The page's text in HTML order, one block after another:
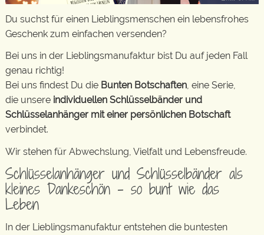
Du suchst für einen Lieblingsmenschen ein lebensfrohes
Geschenk zum einfachen versenden?
Bei uns in der Lieblingsmanufaktur bist Du auf jeden Fall
genau richtig!
Bei uns findest Du die Bunten Botschaften, eine Serie,
die unsere individuellen Schlüsselbänder und
Schlüsselanhänger mit einer persönlichen Botschaft
verbindet.
Wir stehen für Abwechslung, Vielfalt und Lebensfreude.
Schlüsselanhänger und Schlüsselbänder als
kleines Dankeschön – so bunt wie das
Leben
In der Lieblingsmanufaktur entstehen die buntesten